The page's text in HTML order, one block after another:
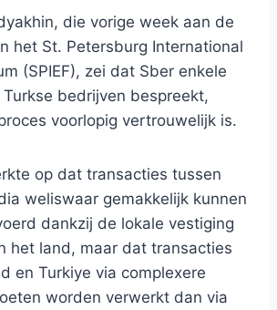
die vorige week aan de
het St. Petersburg International
(SPIEF), zei dat Sber enkele
bedrijven bespreekt,
voorlopig vertrouwelijk is.
op dat transacties tussen
weliswaar gemakkelijk kunnen
dankzij de lokale vestiging
het land, maar dat transacties
en Turkiye via complexere
worden verwerkt dan via